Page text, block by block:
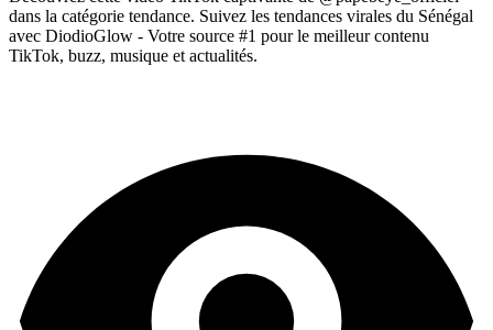
dans la catégorie tendance. Suivez les tendances virales du Sénégal
avec DiodioGlow - Votre source #1 pour le meilleur contenu
TikTok, buzz, musique et actualités.